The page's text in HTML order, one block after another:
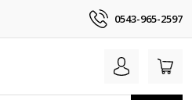
0543-965-2597